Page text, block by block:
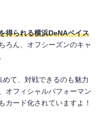
得られる横浜DeNAベイス
ろん、オフシーズンのキャ
て、対戦できるのも魅力
オフィシャルパフォーマン
カード化されていますよ！